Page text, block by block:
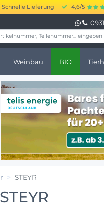
Schnelle Lieferung 4,6/5
20.000 bis 250.000 €
Weinbau BIO
STEYR